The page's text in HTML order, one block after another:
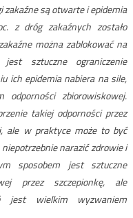
zakaźne są otwarte i epidemia
z dróg zakaźnych zostało
można zablokować na
sztuczne ograniczenie
ich epidemia nabiera na sile,
odporności zbiorowiskowej.
takiej odporności przez
ale w praktyce może to być
narazić zdrowie i
sposobem jest sztuczne
przez szczepionkę, ale
jest wielkim wyzwaniem